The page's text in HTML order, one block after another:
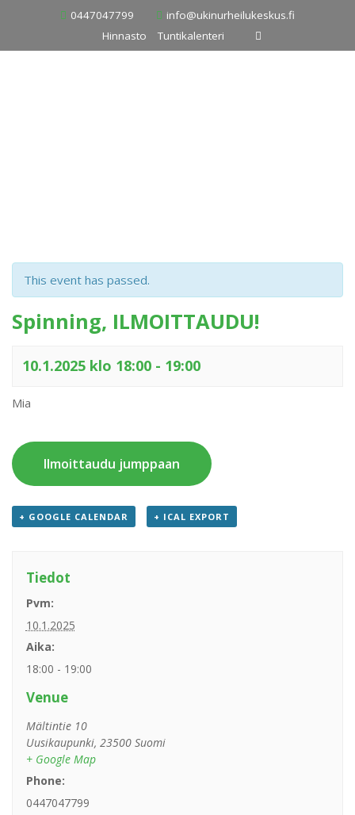
content
0447047799
info@ukinurheilukeskus.fi
Hinnasto
Tuntikalenteri
This event has passed.
Spinning, ILMOITTAUDU!
10.1.2025 klo 18:00 - 19:00
Mia
Ilmoittaudu jumppaan
+ GOOGLE CALENDAR + ICAL EXPORT
Tiedot
Pvm:
10.1.2025
Aika:
18:00 - 19:00
Venue
Mältintie 10
Uusikaupunki, 23500 Suomi
+ Google Map
Phone:
0447047799